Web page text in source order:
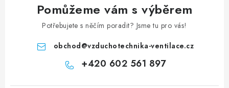
Pomůžeme vám s výběrem
Potřebujete s něčím poradit? Jsme tu pro vás!
obchod@vzduchotechnika-ventilace.cz
+420 602 561 897